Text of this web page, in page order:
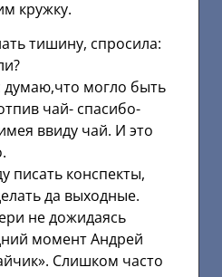
кружку.
тишину, спросила:
думаю,что могло быть
чай- спасибо-
ввиду чай. И это
писать конспекты,
да выходные.
не дожидаясь
момент Андрей
Слишком часто